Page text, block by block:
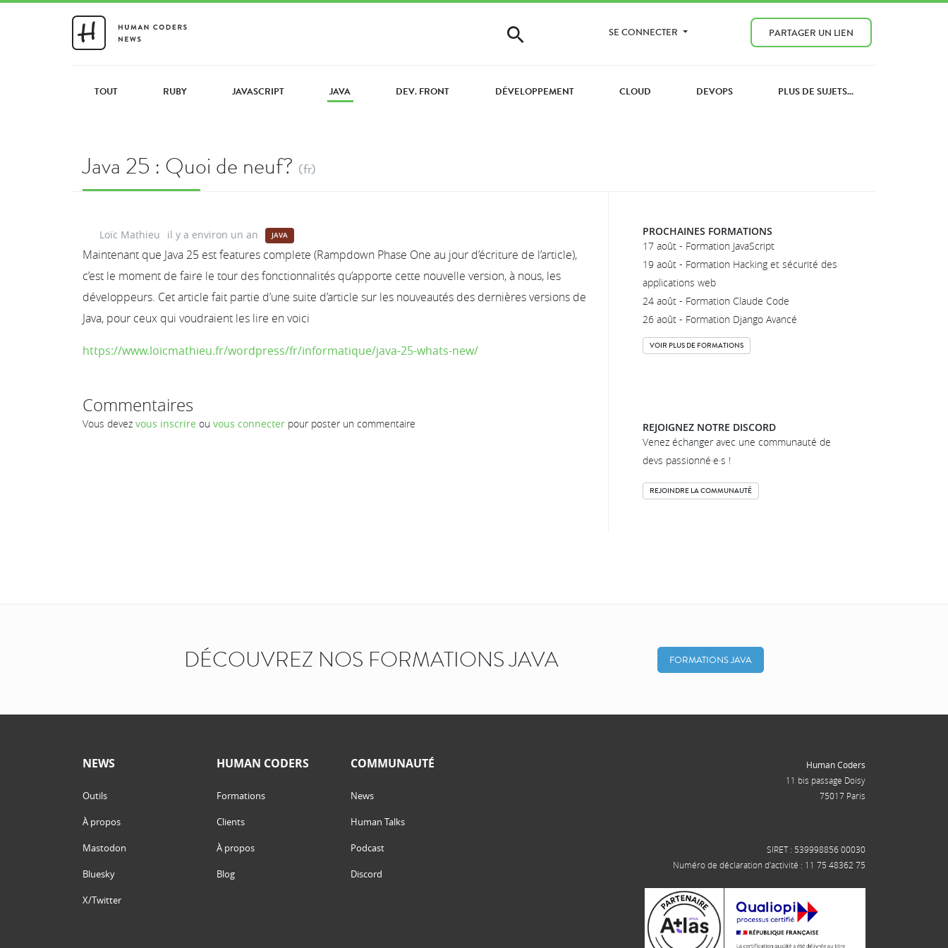
SE CONNECTER PARTAGER UN LIEN
TOUT RUBY JAVASCRIPT JAVA DEV. FRONT DÉVELOPPEMENT CLOUD DEVOPS PLUS DE SUJETS...
Java 25 : Quoi de neuf? (fr)
Loïc Mathieu il y a environ un an JAVA
Maintenant que Java 25 est features complete (Rampdown Phase One au jour d’écriture de l’article),
c’est le moment de faire le tour des fonctionnalités qu’apporte cette nouvelle version, à nous, les
développeurs. Cet article fait partie d’une suite d’article sur les nouveautés des dernières versions de
Java, pour ceux qui voudraient les lire en voici
https://www.loicmathieu.fr/wordpress/fr/informatique/java-25-whats-new/
Commentaires
Vous devez vous inscrire ou vous connecter pour poster un commentaire
PROCHAINES FORMATIONS
17 août - Formation JavaScript
19 août - Formation Hacking et sécurité des
applications web
24 août - Formation Claude Code
26 août - Formation Django Avancé
VOIR PLUS DE FORMATIONS
REJOIGNEZ NOTRE DISCORD
Venez échanger avec une communauté de
devs passionné·e·s !
REJOINDRE LA COMMUNAUTÉ
DÉCOUVREZ NOS FORMATIONS JAVA FORMATIONS JAVA
NEWS
Outils
À propos
Mastodon
Bluesky
X/Twitter
HUMAN CODERS
Formations
Clients
À propos
Blog
COMMUNAUTÉ
News
Human Talks
Podcast
Discord
Human Coders
11 bis passage Doisy
75017 Paris
SIRET : 539998856 00030
Numéro de déclaration d'activité : 11 75 48362 75